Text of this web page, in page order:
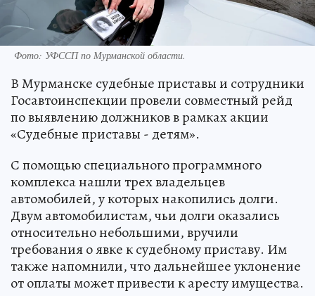
Фото: УФССП по Мурманской области.
В Мурманске судебные приставы и сотрудники
Госавтоинспекции провели совместный рейд
по выявлению должников в рамках акции
«Судебные приставы - детям».
С помощью специального программного
комплекса нашли трех владельцев
автомобилей, у которых накопились долги.
Двум автомобилистам, чьи долги оказались
относительно небольшими, вручили
требования о явке к судебному приставу. Им
также напомнили, что дальнейшее уклонение
от оплаты может привести к аресту имущества.